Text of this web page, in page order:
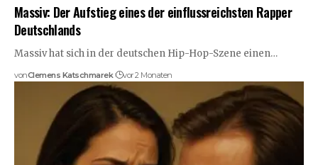
Massiv: Der Aufstieg eines der einflussreichsten Rapper
Deutschlands
Massiv hat sich in der deutschen Hip-Hop-Szene einen…
vonClemens Katschmarek vor 2 Monaten